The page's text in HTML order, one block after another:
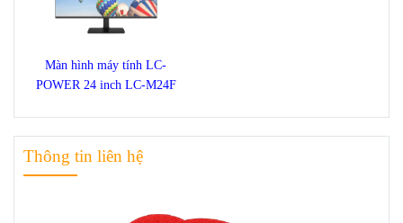
Thiết bị lưu trữ mạng NAS
Synology DS223